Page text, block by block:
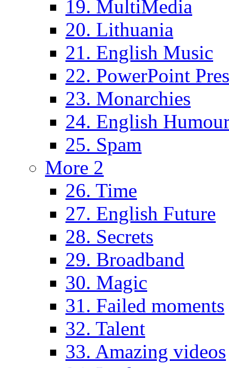
19. MultiMedia
20. Lithuania
21. English Music
22. PowerPoint
23. Monarchies
24. English
25. Spam
More 2
26. Time
27. English Future
28. Secrets
29. Broadband
30. Magic
31. Failed moments
32. Talent
33. Amazing videos